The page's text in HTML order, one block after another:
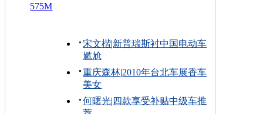
575M
宋文楷|新普瑞斯衬中国电动车
尴尬
重庆森林|2010年台北车展香车
美女
何曙光| 四款享受补贴中级车推